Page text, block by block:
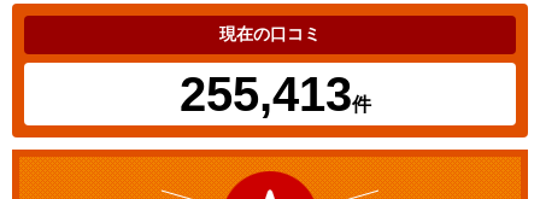
現在の口コミ
255,413件